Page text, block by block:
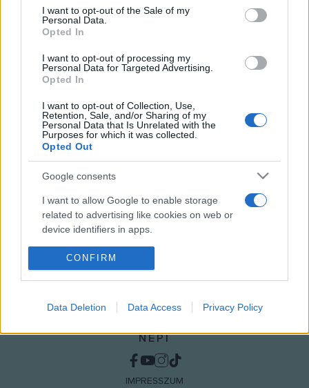
consent section.
I want to opt-out of the Sale of my
Personal Data.
Opted In
I want to opt-out of processing my
Personal Data for Targeted Advertising.
Opted In
I want to opt-out of Collection, Use,
Retention, Sale, and/or Sharing of my
Personal Data that Is Unrelated with the
Purposes for which it was collected.
Opted Out
Google consents
I want to allow Google to enable storage
related to advertising like cookies on web or
device identifiers in apps.
I want to allow my user data to be sent to
Google for online advertising purposes.
I want to allow Google to send me
personalized advertising.
I want to allow Google to enable storage
related to analytics like cookies on web or
CONFIRM
Data Deletion Data Access Privacy Policy
forgatókönyvbe, akkor sem a megszokott formában
elevenedik majd meg. A legtöbb forgatásra azonban
mégsem Sherwoodban kerül majd sor, Scott ugyanis a
London környéki erdőket sokkal megfelelőbb helyszínnek
NÉPI
IMPRESSZUM